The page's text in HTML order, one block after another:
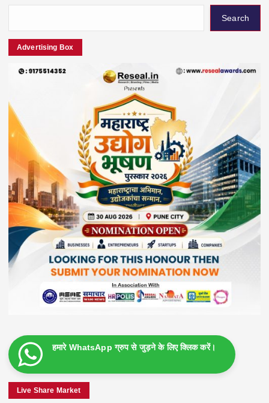
Search
Advertising Box
हमारे WhatsApp ग्रुप से जुड़ने के लिए क्लिक करें।
Live Share Market